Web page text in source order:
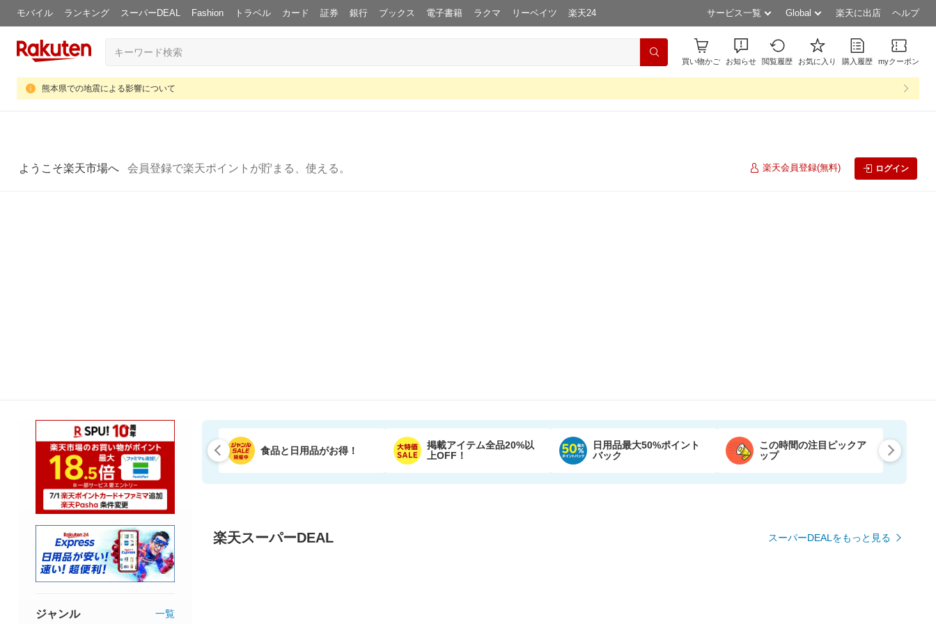
モバイル ランキング スーパーDEAL Fashion トラベル カード 証券 銀行 ブックス 電子書籍 ラクマ リーベイツ 楽天24 サービス一覧 Global 楽天に出店 ヘルプ
買い物かご お知らせ 閲覧履歴 お気に入り 購入履歴 myクーポン
熊本県での地震による影響について
ようこそ楽天市場へ 会員登録で楽天ポイントが貯まる、使える。 楽天会員登録(無料) ログイン
食品と日用品がお得！
掲載アイテム全品20%以
上OFF！
日用品最大50%ポイント
バック
この時間の注目ピックア
ップ
楽天スーパーDEAL スーパーDEALをもっと見る
ジャンル 一覧